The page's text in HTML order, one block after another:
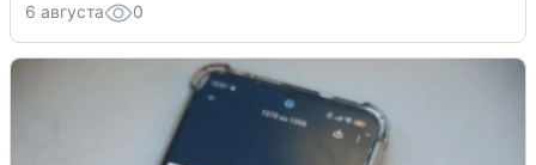
6 августа 0